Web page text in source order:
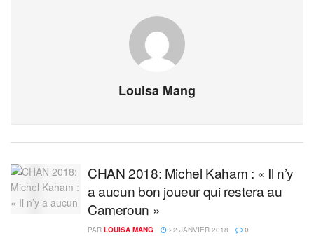
Louisa Mang
CHAN 2018: Michel Kaham : « Il n’y
a aucun bon joueur qui restera au
Cameroun »
PAR LOUISA MANG 22 JANVIER 2018 0